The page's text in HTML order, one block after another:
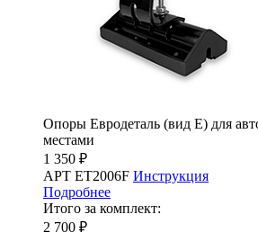
Опоры Евродеталь (вид Е) для
местами
1 350 ₽
АРТ ET2006F Инструкция
Подробнее
Итого за комплект:
2 700 ₽